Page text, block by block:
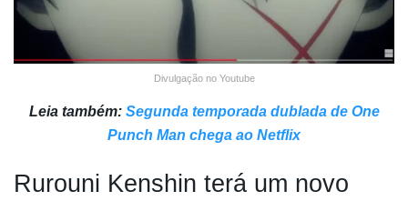
Divulgação no Youtube
Leia também: Segunda temporada dublada de One
Punch Man chega ao Netflix
Rurouni Kenshin terá um novo